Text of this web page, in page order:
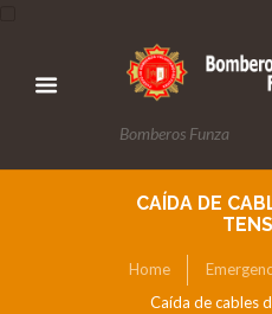
Bomberos Funza
CAÍDA DE
Home
Caída de cables